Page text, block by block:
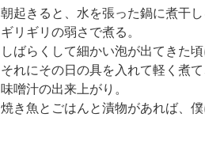
朝起きると、水を張った鍋に煮干
ギリギリの弱さで煮る。
しばらくして細かい泡が出てきた
それにその日の具を入れて軽く煮て
味噌汁の出来上がり。
焼き魚とごはんと漬物があれば、